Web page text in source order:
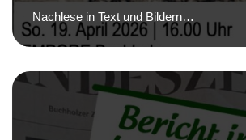
Nachlese in Text und Bildern…